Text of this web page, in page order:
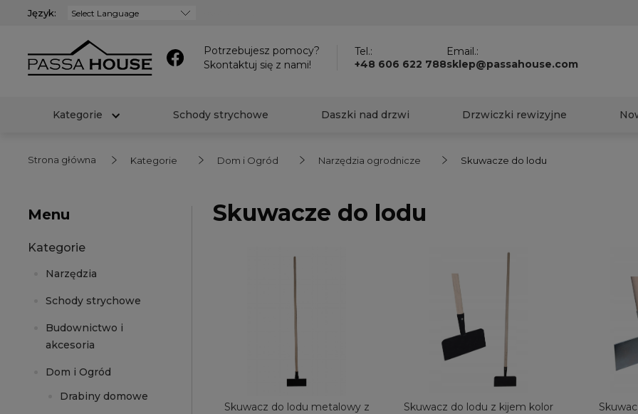
Język:
Potrzebujesz pomocy?
Skontaktuj się z nami!
Tel.:
+48 606 622 788
Email.:
sklep@passahouse.com
Kategorie Schody strychowe Daszki nad drzwi Drzwiczki rewizyjne
Strona główna Kategorie Dom i Ogród Narzędzia ogrodnicze Skuwacze do lodu
Menu
Kategorie
Narzędzia
Schody strychowe
Budownictwo i
akcesoria
Dom i Ogród
Drabiny domowe
Skuwacze do lodu
Skuwacz do lodu metalowy z
Skuwacz do lodu z kijem kolor